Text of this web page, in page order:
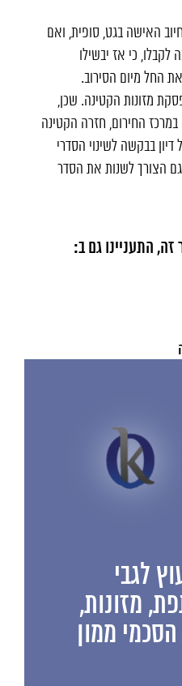
האישה בגט, סופית, ואם
לקבלו, כי אז יבשילו
החל מיום הסירוב.
מזונות הקטינה. שכן,
החירום, חזרה הקטינה
בבקשה לשינוי הסדרי
הצורך לשנות את הסדר
התעניינו גם ב:
לגבי
מזונות,
ממון